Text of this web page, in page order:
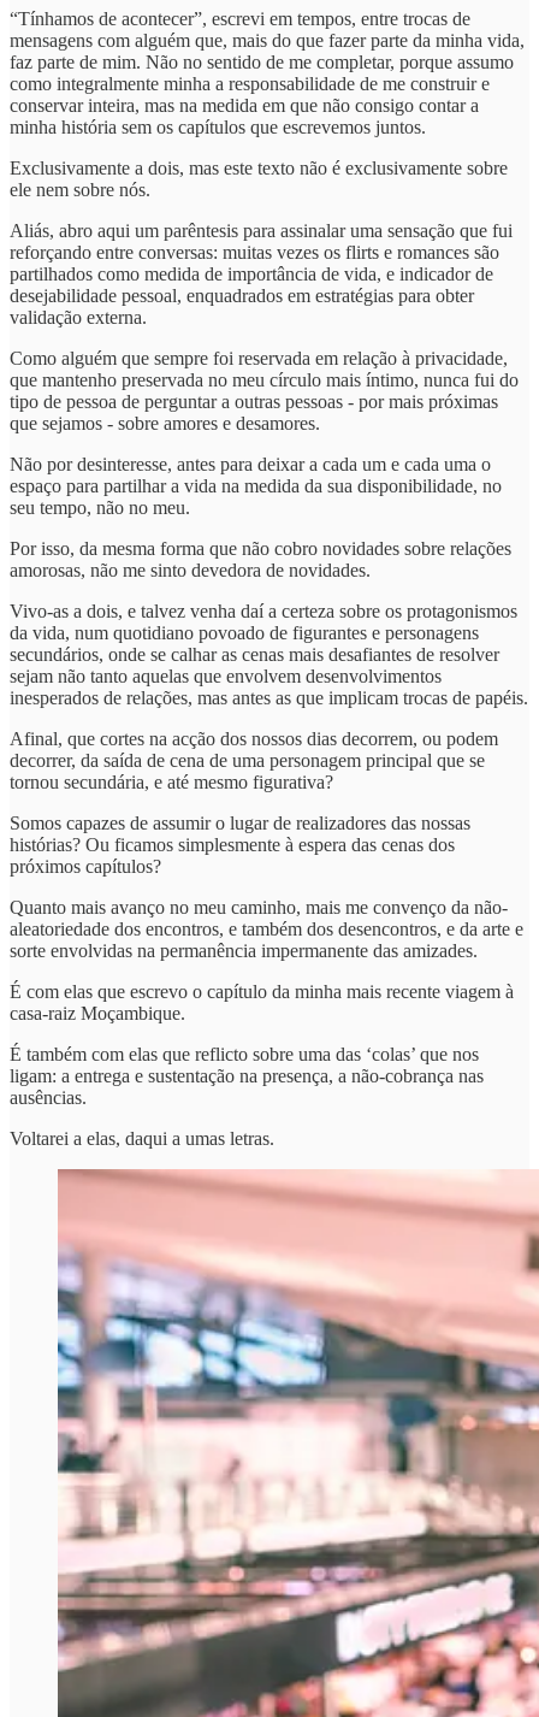
“Tínhamos de acontecer”, escrevi em tempos, entre trocas de
mensagens com alguém que, mais do que fazer parte da minha vida,
faz parte de mim. Não no sentido de me completar, porque assumo
como integralmente minha a responsabilidade de me construir e
conservar inteira, mas na medida em que não consigo contar a
minha história sem os capítulos que escrevemos juntos.
Exclusivamente a dois, mas este texto não é exclusivamente sobre
ele nem sobre nós.
Aliás, abro aqui um parêntesis para assinalar uma sensação que fui
reforçando entre conversas: muitas vezes os flirts e romances são
partilhados como medida de importância de vida, e indicador de
desejabilidade pessoal, enquadrados em estratégias para obter
validação externa.
Como alguém que sempre foi reservada em relação à privacidade,
que mantenho preservada no meu círculo mais íntimo, nunca fui do
tipo de pessoa de perguntar a outras pessoas - por mais próximas
que sejamos - sobre amores e desamores.
Não por desinteresse, antes para deixar a cada um e cada uma o
espaço para partilhar a vida na medida da sua disponibilidade, no
seu tempo, não no meu.
Por isso, da mesma forma que não cobro novidades sobre relações
amorosas, não me sinto devedora de novidades.
Vivo-as a dois, e talvez venha daí a certeza sobre os protagonismos
da vida, num quotidiano povoado de figurantes e personagens
secundários, onde se calhar as cenas mais desafiantes de resolver
sejam não tanto aquelas que envolvem desenvolvimentos
inesperados de relações, mas antes as que implicam trocas de papéis.
Afinal, que cortes na acção dos nossos dias decorrem, ou podem
decorrer, da saída de cena de uma personagem principal que se
tornou secundária, e até mesmo figurativa?
Somos capazes de assumir o lugar de realizadores das nossas
histórias? Ou ficamos simplesmente à espera das cenas dos
próximos capítulos?
Quanto mais avanço no meu caminho, mais me convenço da não-
aleatoriedade dos encontros, e também dos desencontros, e da arte e
sorte envolvidas na permanência impermanente das amizades.
É com elas que escrevo o capítulo da minha mais recente viagem à
casa-raiz Moçambique.
É também com elas que reflicto sobre uma das ‘colas’ que nos
ligam: a entrega e sustentação na presença, a não-cobrança nas
ausências.
Voltarei a elas, daqui a umas letras.